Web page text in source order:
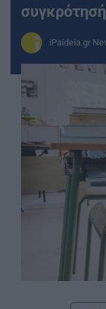
iPaideia.gr